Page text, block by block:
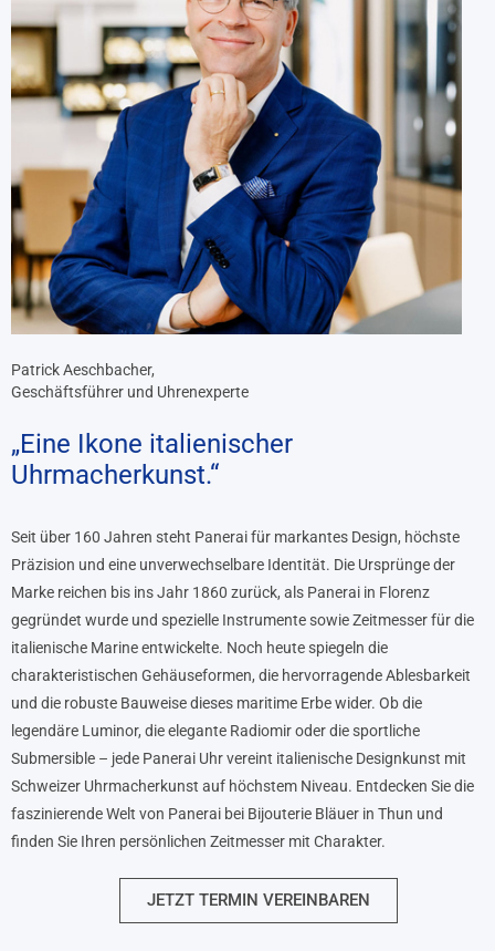
Patrick Aeschbacher,
Geschäftsführer und Uhrenexperte
„Eine Ikone italienischer
Uhrmacherkunst.“
Seit über 160 Jahren steht Panerai für markantes Design, höchste
Präzision und eine unverwechselbare Identität. Die Ursprünge der
Marke reichen bis ins Jahr 1860 zurück, als Panerai in Florenz
gegründet wurde und spezielle Instrumente sowie Zeitmesser für die
italienische Marine entwickelte. Noch heute spiegeln die
charakteristischen Gehäuseformen, die hervorragende Ablesbarkeit
und die robuste Bauweise dieses maritime Erbe wider. Ob die
legendäre Luminor, die elegante Radiomir oder die sportliche
Submersible – jede Panerai Uhr vereint italienische Designkunst mit
Schweizer Uhrmacherkunst auf höchstem Niveau. Entdecken Sie die
faszinierende Welt von Panerai bei Bijouterie Bläuer in Thun und
finden Sie Ihren persönlichen Zeitmesser mit Charakter.
JETZT TERMIN VEREINBAREN